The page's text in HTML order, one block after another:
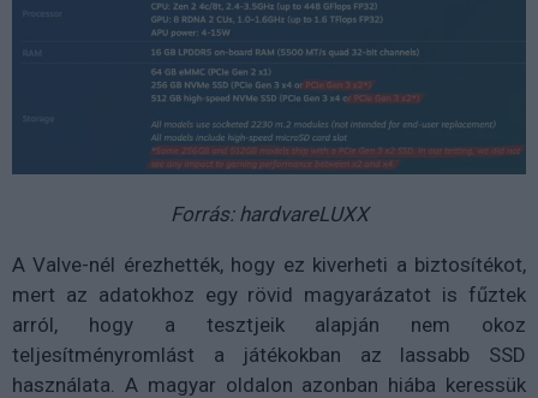
Forrás: hardvareLUXX
A Valve-nél érezhették, hogy ez kiverheti a biztosítékot,
mert az adatokhoz egy rövid magyarázatot is fűztek
arról, hogy a tesztjeik alapján nem okoz
teljesítményromlást a játékokban az lassabb SSD
használata. A magyar oldalon azonban hiába keressük